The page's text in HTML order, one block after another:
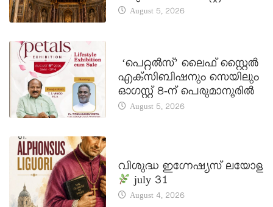
August 5, 2026
‘പെറ്റൽസ്’ ലൈഫ് സ്റ്റൈൽ
എക്സിബിഷനും സെയിലും
ഓഗസ്റ്റ് 8-ന് പെരുമാനൂരിൽ
August 5, 2026
വിശുദ്ധ ഇഗ്നേഷ്യസ് ലയോള
july 31
August 4, 2026